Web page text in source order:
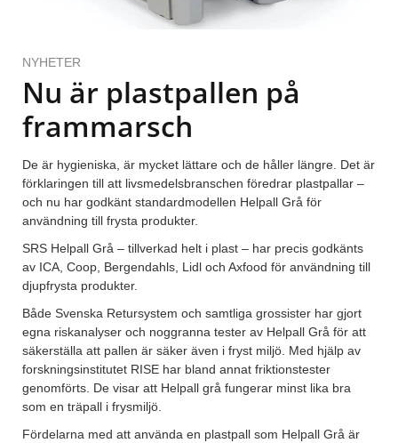
NYHETER
Nu är plastpallen på
frammarsch
De är hygieniska, är mycket lättare och de håller längre. Det är
förklaringen till att livsmedelsbranschen föredrar plastpallar –
och nu har godkänt standardmodellen Helpall Grå för
användning till frysta produkter.
SRS Helpall Grå – tillverkad helt i plast – har precis godkänts
av ICA, Coop, Bergendahls, Lidl och Axfood för användning till
djupfrysta produkter.
Både Svenska Retursystem och samtliga grossister har gjort
egna riskanalyser och noggranna tester av Helpall Grå för att
säkerställa att pallen är säker även i fryst miljö. Med hjälp av
forskningsinstitutet RISE har bland annat friktionstester
genomförts. De visar att Helpall grå fungerar minst lika bra
som en träpall i frysmiljö.
Fördelarna med att använda en plastpall som Helpall Grå är